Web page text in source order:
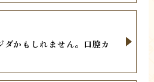
ダかもしれません。口腔カ